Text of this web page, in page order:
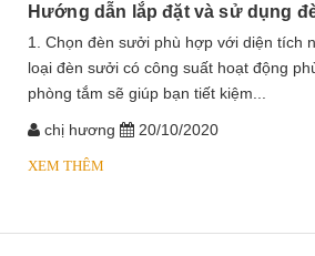
Hướng dẫn lắp đặt và sử dụng
1. Chọn đèn sưởi phù hợp với diện tích
loại đèn sưởi có công suất hoạt động
phòng tắm sẽ giúp bạn tiết kiệm...
chị hương 20/10/2020
XEM THÊM